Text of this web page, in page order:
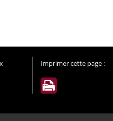
Imprimer cette page :